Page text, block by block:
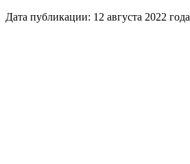
Дата публикации: 12 августа 2022 года